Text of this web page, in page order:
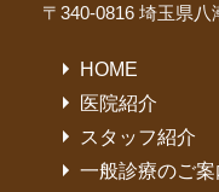
〒340-0816 埼玉県
HOME
医院紹介
スタッフ紹介
一般診療のご案